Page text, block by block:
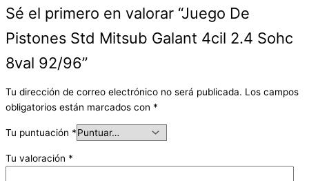
Sé el primero en valorar “Juego De
Pistones Std Mitsub Galant 4cil 2.4 Sohc
8val 92/96”
Tu dirección de correo electrónico no será publicada. Los campos
obligatorios están marcados con *
Tu puntuación *
Tu valoración *